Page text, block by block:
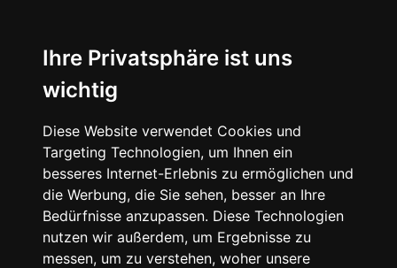
Ihre Privatsphäre ist uns
wichtig
Diese Website verwendet Cookies und
Targeting Technologien, um Ihnen ein
besseres Internet-Erlebnis zu ermöglichen und
die Werbung, die Sie sehen, besser an Ihre
Bedürfnisse anzupassen. Diese Technologien
nutzen wir außerdem, um Ergebnisse zu
messen, um zu verstehen, woher unsere